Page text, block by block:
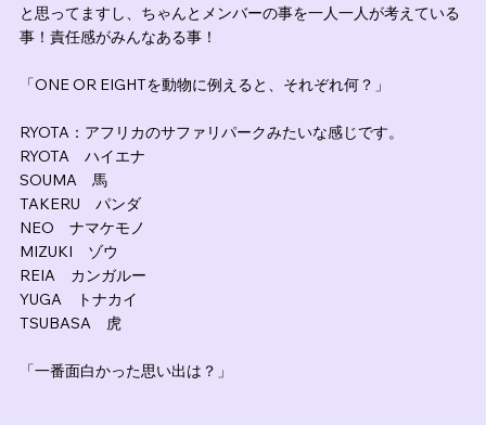
と思ってますし、ちゃんとメンバーの事を一人一人が考えている
事！責任感がみんなある事！
「ONE OR EIGHTを動物に例えると、それぞれ何？」
RYOTA：アフリカのサファリパークみたいな感じです。
RYOTA　ハイエナ
SOUMA　馬
TAKERU　パンダ
NEO　ナマケモノ
MIZUKI　ゾウ
REIA　カンガルー
YUGA　トナカイ
TSUBASA　虎
「一番面白かった思い出は？」